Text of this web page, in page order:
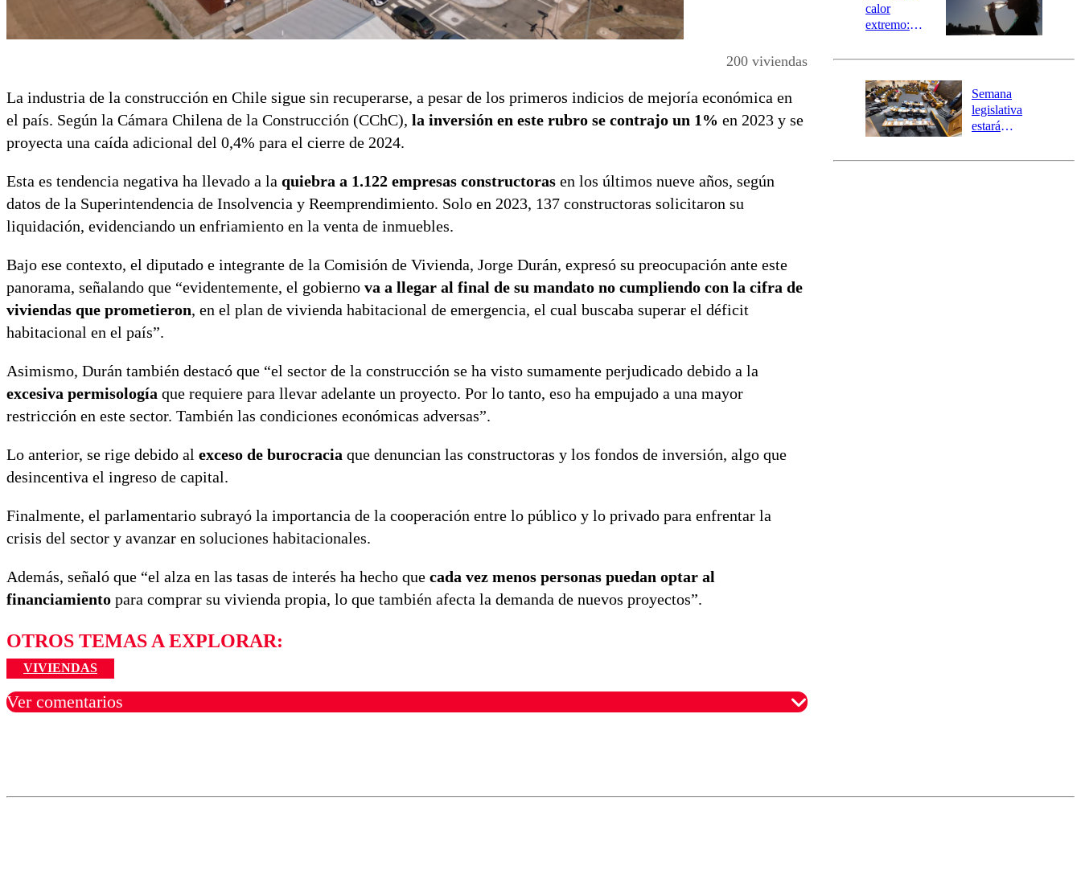
200 viviendas
La industria de la construcción en Chile sigue sin recuperarse, a pesar de los primeros indicios de mejoría económica en
el país. Según la Cámara Chilena de la Construcción (CChC), la inversión en este rubro se contrajo un 1% en 2023 y se
proyecta una caída adicional del 0,4% para el cierre de 2024.
Esta es tendencia negativa ha llevado a la quiebra a 1.122 empresas constructoras en los últimos nueve años, según
datos de la Superintendencia de Insolvencia y Reemprendimiento. Solo en 2023, 137 constructoras solicitaron su
liquidación, evidenciando un enfriamiento en la venta de inmuebles.
Bajo ese contexto, el diputado e integrante de la Comisión de Vivienda, Jorge Durán, expresó su preocupación ante este
panorama, señalando que “evidentemente, el gobierno va a llegar al final de su mandato no cumpliendo con la cifra de
viviendas que prometieron, en el plan de vivienda habitacional de emergencia, el cual buscaba superar el déficit
habitacional en el país”.
Asimismo, Durán también destacó que “el sector de la construcción se ha visto sumamente perjudicado debido a la
excesiva permisología que requiere para llevar adelante un proyecto. Por lo tanto, eso ha empujado a una mayor
restricción en este sector. También las condiciones económicas adversas”.
Lo anterior, se rige debido al exceso de burocracia que denuncian las constructoras y los fondos de inversión, algo que
desincentiva el ingreso de capital.
Finalmente, el parlamentario subrayó la importancia de la cooperación entre lo público y lo privado para enfrentar la
crisis del sector y avanzar en soluciones habitacionales.
Además, señaló que “el alza en las tasas de interés ha hecho que cada vez menos personas puedan optar al
financiamiento para comprar su vivienda propia, lo que también afecta la demanda de nuevos proyectos”.
OTROS TEMAS A EXPLORAR:
VIVIENDAS
Ver comentarios
calor
extremo:
activa Alerta
Preventiva en
tres comunas
Semana
legislativa
estará
el fin de la